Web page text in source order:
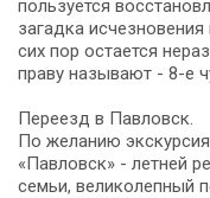
пользуется
загадка
сих пор остается
праву называют - 8-е
Переезд в Павловск.
По желанию
«Павловск» - летней
семьи, великолепный